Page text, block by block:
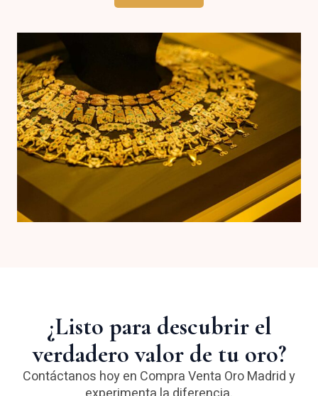
¿Listo para descubrir el
verdadero valor de tu oro?
Contáctanos hoy en Compra Venta Oro Madrid y